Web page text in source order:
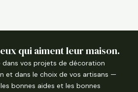
qui aiment leur maison.
vos projets de décoration
et dans le choix de vos artisans —
bonnes aides et les bonnes